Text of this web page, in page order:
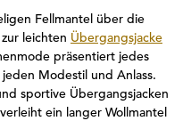
Fellmantel über die
leichten Übergangsjacke
präsentiert jedes
Modestil und Anlass.
sportive Übergangsjacken
ein langer Wollmantel